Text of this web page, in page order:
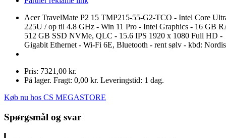
Acer TravelMate P2 15 TMP215-55-G2-TCO - Intel Core
225U / op til 4.8 GHz - Win 11 Pro - Intel Graphics - 16 GB
512 GB SSD NVMe, QLC - 15.6 IPS 1920 x 1080 Full HD -
Gigabit Ethernet - Wi-Fi 6E, Bluetooth - rent sølv - kbd:
Pris: 7321,00 kr.
På lager. Fragt: 0,00 kr. Leveringstid: 1 dag.
Køb nu hos CS MEGASTORE
Spørgsmål og svar